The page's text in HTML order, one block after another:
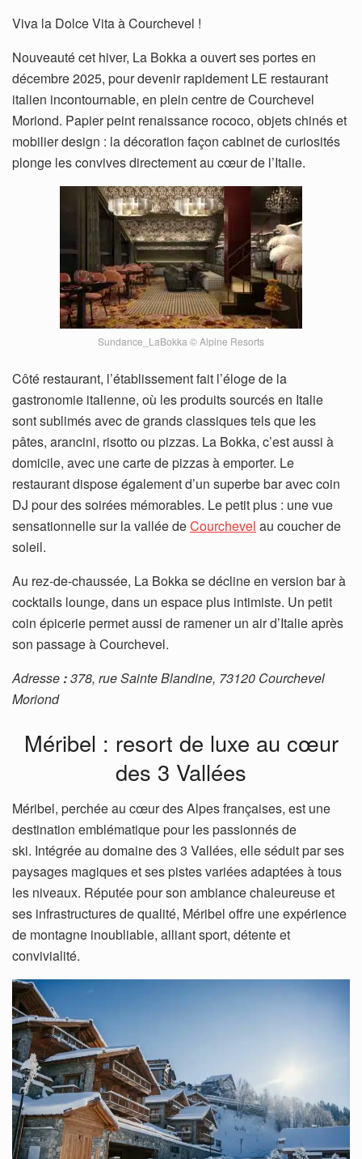
Viva la Dolce Vita à Courchevel !
Nouveauté cet hiver, La Bokka a ouvert ses portes en
décembre 2025, pour devenir rapidement LE restaurant
italien incontournable, en plein centre de Courchevel
Moriond. Papier peint renaissance rococo, objets chinés et
mobilier design : la décoration façon cabinet de curiosités
plonge les convives directement au cœur de l’Italie.
Sundance_LaBokka © Alpine Resorts
Côté restaurant, l’établissement fait l’éloge de la
gastronomie italienne, où les produits sourcés en Italie
sont sublimés avec de grands classiques tels que les
pâtes, arancini, risotto ou pizzas. La Bokka, c’est aussi à
domicile, avec une carte de pizzas à emporter. Le
restaurant dispose également d’un superbe bar avec coin
DJ pour des soirées mémorables. Le petit plus : une vue
sensationnelle sur la vallée deCourchevel au coucher de
soleil.
Au rez-de-chaussée, La Bokka se décline en version bar à
cocktails lounge, dans un espace plus intimiste. Un petit
coin épicerie permet aussi de ramener un air d’Italie après
son passage à Courchevel.
Adresse :378, rue Sainte Blandine, 73120 Courchevel
Moriond
Méribel : resort de luxe au cœur
des 3 Vallées
Méribel, perchée au cœur des Alpes françaises, est une
destination emblématique pour les passionnés de
ski. Intégrée au domaine des 3 Vallées, elle séduit par ses
paysages magiques et ses pistes variées adaptées à tous
les niveaux. Réputée pour son ambiance chaleureuse et
ses infrastructures de qualité, Méribel offre une expérience
de montagne inoubliable, alliant sport, détente et
convivialité.